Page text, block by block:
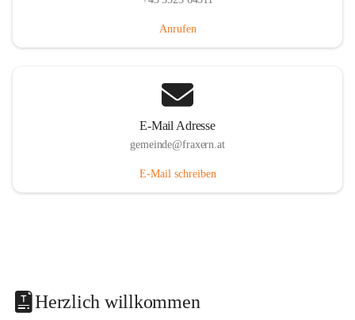
Anrufen
E-Mail Adresse
gemeinde@fraxern.at
E-Mail schreiben
Herzlich willkommen